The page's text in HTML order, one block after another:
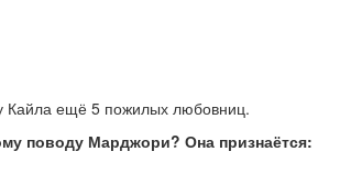
ещё 5 пожилых любовниц.
поводу Марджори? Она признаётся: